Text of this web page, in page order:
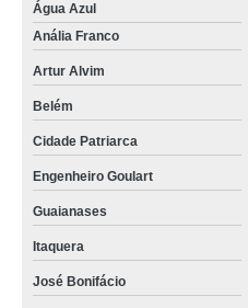
Água Azul
Anália Franco
Artur Alvim
Belém
Cidade Patriarca
Engenheiro Goulart
Guaianases
Itaquera
José Bonifácio